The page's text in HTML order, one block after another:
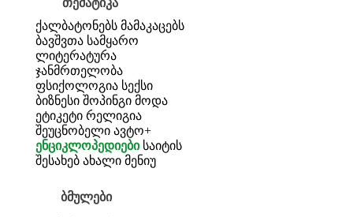
თემატიკა
ქალბატონებს მამაკაცებს
ბავშვთა სამყარო
ლიტერატურა
ჯანმრთელობა
ფსიქოლოგია სექსი
ბიზნესი შოპინგი მოდა
ეტიკეტი რელიგია
შეუცნობელი ავტო+
ენციკლოპედიები საიტის
შესახებ ახალი მენიუ
ბმულები